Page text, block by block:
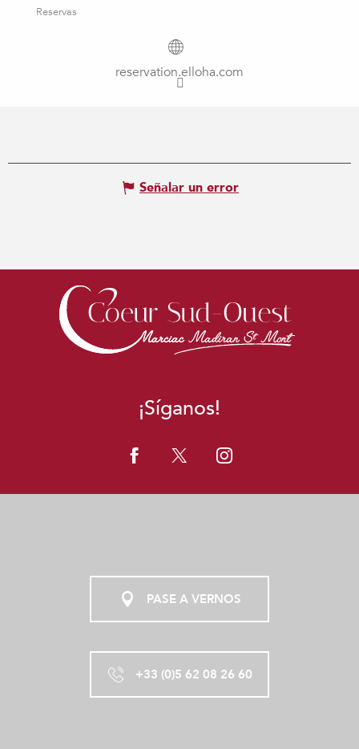
Reservas
reservation.elloha.com
Señalar un error
¡Síganos!
PASE A VERNOS
+33 (0)5 62 08 26 60